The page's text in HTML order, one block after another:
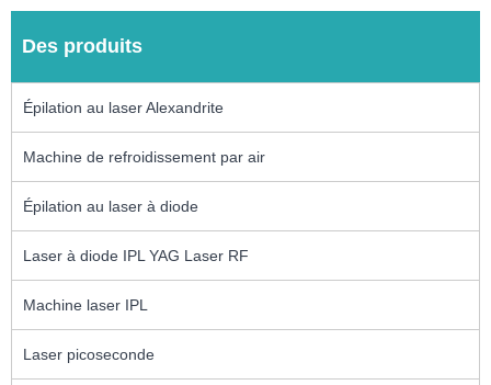
Des produits
Épilation au laser Alexandrite
Machine de refroidissement par air
Épilation au laser à diode
Laser à diode IPL YAG Laser RF
Machine laser IPL
Laser picoseconde